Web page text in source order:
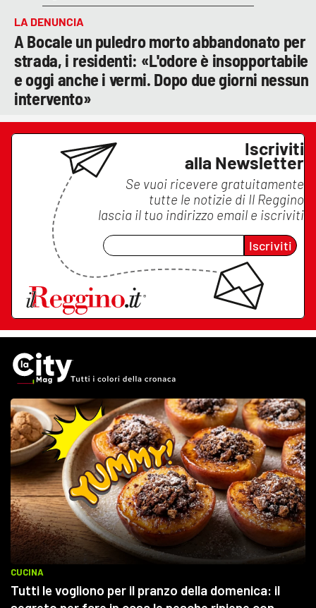
LA DENUNCIA
A Bocale un puledro morto abbandonato per
strada, i residenti: «L'odore è insopportabile
e oggi anche i vermi. Dopo due giorni nessun
intervento»
Iscriviti
alla Newsletter
Se vuoi ricevere gratuitamente
tutte le notizie di Il Reggino
lascia il tuo indirizzo email e iscriviti
Iscriviti